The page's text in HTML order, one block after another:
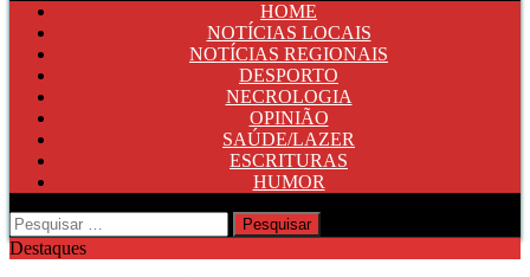
HOME
NOTÍCIAS LOCAIS
NOTÍCIAS REGIONAIS
DESPORTO
NECROLOGIA
OPINIÃO
SAÚDE/LAZER
ESCRITURAS
HUMOR
Pesquisar
por:
Destaques